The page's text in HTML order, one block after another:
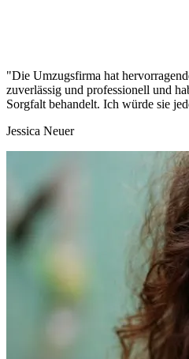
"Die Umzugsfirma hat
zuverlässig und professionell und
Sorgfalt behandelt. Ich würde sie
Jessica Neuer